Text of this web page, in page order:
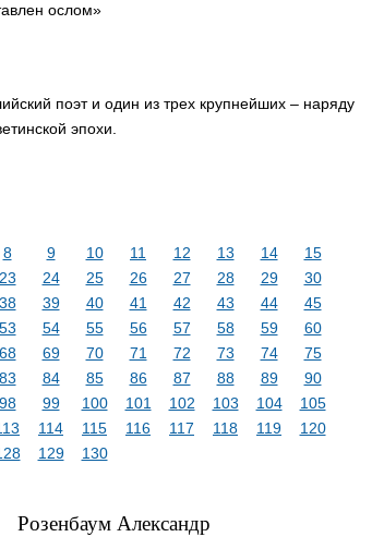
ослом»
поэт и один из трех крупнейших – наряду
эпохи.
8 9 10 11 12 13 14
15
23 24 25 26 27 28 29
30
38 39 40 41 42 43 44
45
53 54 55 56 57 58 59
60
68 69 70 71 72 73 74
75
83 84 85 86 87 88 89
90
98 99 100 101 102 103 104
105
114 115 116 117 118 119
120
129 130
Розенбаум Александр